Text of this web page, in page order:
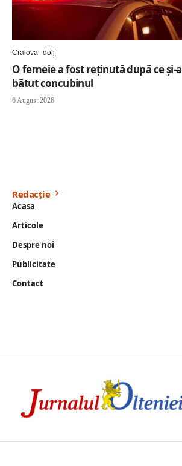
Craiova dolj
O femeie a fost reținută după ce și-a
bătut concubinul
6 August 2026
Redacție
Acasa
Articole
Despre noi
Publicitate
Contact